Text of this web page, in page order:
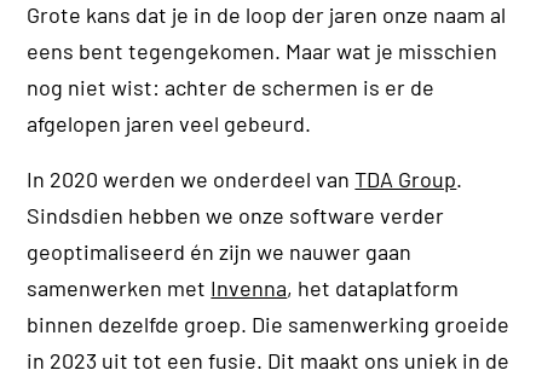
Grote kans dat je in de loop der jaren onze naam al
eens bent tegengekomen. Maar wat je misschien
nog niet wist: achter de schermen is er de
afgelopen jaren veel gebeurd.
In 2020 werden we onderdeel vanTDA Group.
Sindsdien hebben we onze software verder
geoptimaliseerd én zijn we nauwer gaan
samenwerken met Invenna, het dataplatform
binnen dezelfde groep. Die samenwerking groeide
in 2023 uit tot een fusie. Dit maakt ons uniek in de